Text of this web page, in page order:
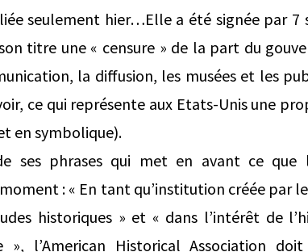
seulement hier…Elle a été signée par 7
titre une « censure » de la part du
la diffusion, les musées et les
ce qui représente aux Etats-Unis une
en symbolique).
ses phrases qui met en avant ce que
: « En tant qu’institution créée par
historiques » et « dans l’intérêt de
», l’American Historical Association